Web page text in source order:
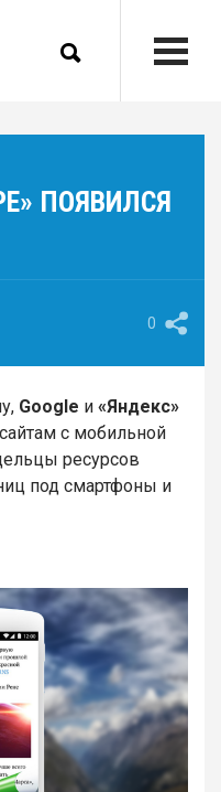
ПОЯВИЛСЯ
0
Google и «Яндекс»
с мобильной
ресурсов
под смартфоны и